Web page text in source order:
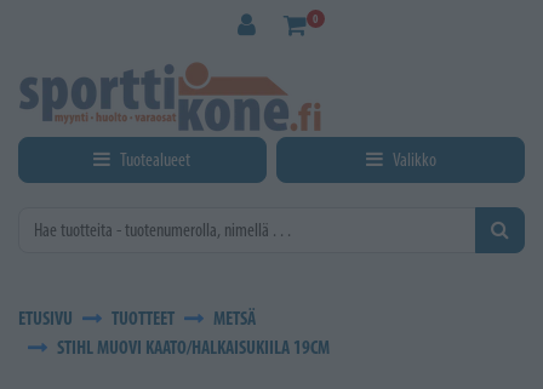
0
Tuotealueet Valikko
ETUSIVU TUOTTEET
METSÄ
STIHL MUOVI KAATO/HALKAISUKIILA 19CM